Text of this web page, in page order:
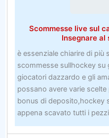
Scommesse live sul
Insegnare
è essenziale chiarire di più
scommesse sullhockey
giocatori dazzardo e gli
possano avere varie
bonus di deposito,hockey
appena scavato tutti i